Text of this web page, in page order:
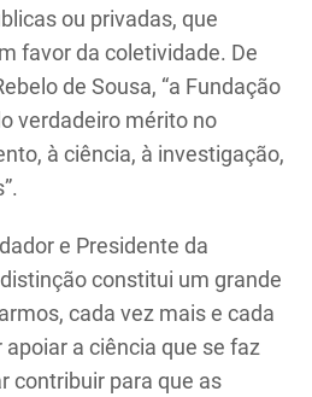
ou privadas, que
favor da coletividade. De
de Sousa, “a Fundação
verdadeiro mérito no
à ciência, à investigação,
e Presidente da
constitui um grande
cada vez mais e cada
a ciência que se faz
contribuir para que as